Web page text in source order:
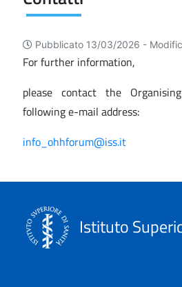
Pubblicato 13/03/2026 -
For further information,
please contact the
following e-mail address:
info_ohhforum@iss.it
Istituto